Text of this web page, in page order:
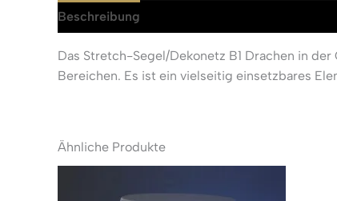
Beschreibung
Das Stretch-Segel/Dekonetz B1 Drachen in
Bereichen. Es ist ein vielseitig einsetzbares
Ähnliche Produkte